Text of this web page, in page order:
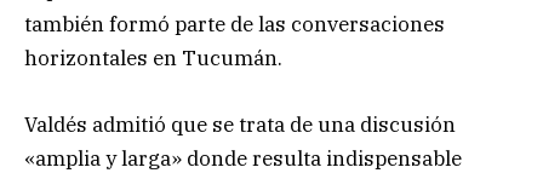
también formó parte de las conversaciones
horizontales en Tucumán.
Valdés admitió que se trata de una discusión
«amplia y larga» donde resulta indispensable